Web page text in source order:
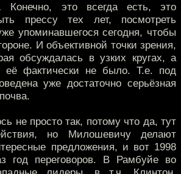
Конечно, это всегда есть, это
прессу тех лет, посмотреть
упоминавшегося сегодня, чтобы
И объективной точки зрения,
обсуждалась в узких кругах, а
её фактически не было. Т.е. под
уже достаточно серьёзная
не просто так, потому что да, тут
но Милошевичу делают
предложения, и вот 1998
год переговоров. В Рамбуйе во